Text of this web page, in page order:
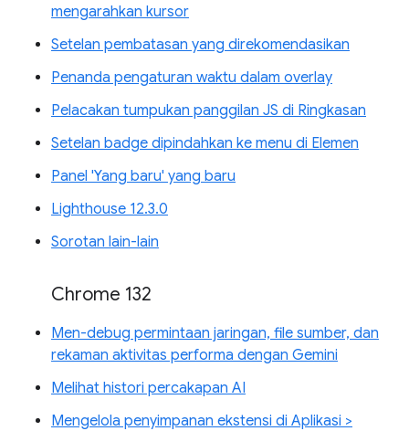
mengarahkan kursor
Setelan pembatasan yang direkomendasikan
Penanda pengaturan waktu dalam overlay
Pelacakan tumpukan panggilan JS di Ringkasan
Setelan badge dipindahkan ke menu di Elemen
Panel 'Yang baru' yang baru
Lighthouse 12.3.0
Sorotan lain-lain
Chrome 132
Men-debug permintaan jaringan, file sumber, dan
rekaman aktivitas performa dengan Gemini
Melihat histori percakapan AI
Mengelola penyimpanan ekstensi di Aplikasi >